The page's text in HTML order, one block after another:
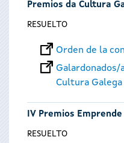
Premios da Cultura
RESUELTO
Orden de la
Galardonados/
Cultura Galega
IV Premios
RESUELTO